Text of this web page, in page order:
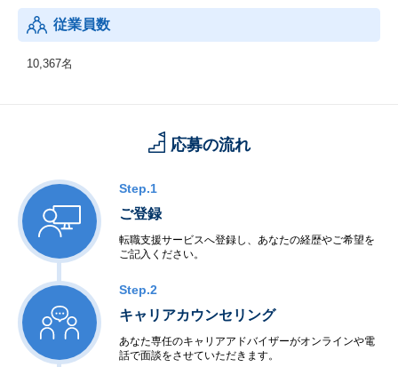
従業員数
10,367名
応募の流れ
Step.1
ご登録
転職支援サービスへ登録し、あなたの経歴やご希望を
ご記入ください。
Step.2
キャリアカウンセリング
あなた専任のキャリアアドバイザーがオンラインや電
話で面談をさせていただきます。